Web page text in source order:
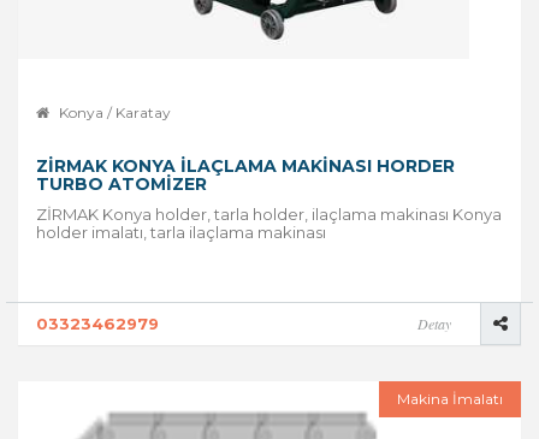
Konya / Karatay
ZİRMAK KONYA İLAÇLAMA MAKINASI HORDER
TURBO ATOMIZER
ZİRMAK Konya holder, tarla holder, ilaçlama makinası Konya
holder imalatı, tarla ilaçlama makinası
03323462979 Detay
Makina İmalatı